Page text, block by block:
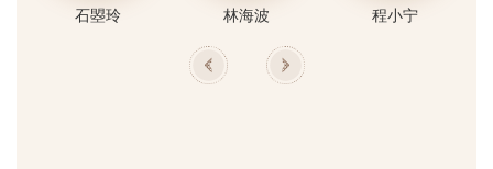
石曌玲 林海波 程小宁